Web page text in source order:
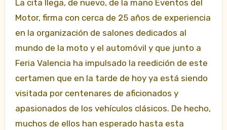
La cita llega, de nuevo, de la mano Eventos del
Motor, firma con cerca de 25 años de experiencia
en la organización de salones dedicados al
mundo de la moto y el automóvil y que junto a
Feria Valencia ha impulsado la reedición de este
certamen que en la tarde de hoy ya está siendo
visitada por centenares de aficionados y
apasionados de los vehículos clásicos. De hecho,
muchos de ellos han esperado hasta esta